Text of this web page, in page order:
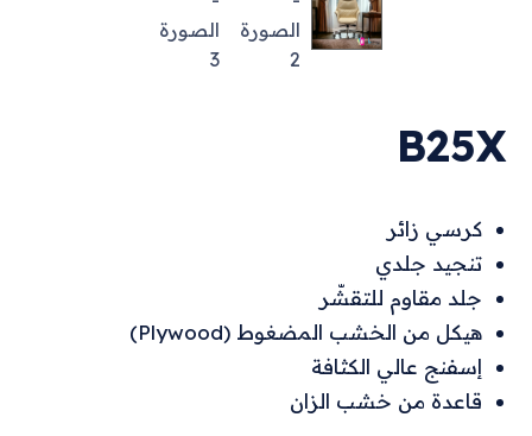
B25X
كرسي زائر
تنجيد جلدي
جلد مقاوم للتقشّر
هيكل من الخشب المضغوط (Plywood)
إسفنج عالي الكثافة
قاعدة من خشب الزان